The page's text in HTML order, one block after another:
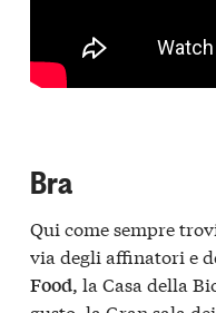
Bra
Qui come sempre
via degli affinatori e
Food, la Casa della